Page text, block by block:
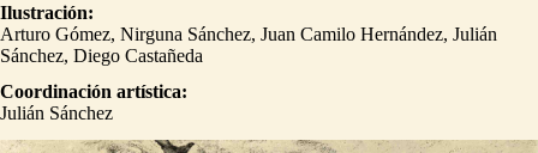
Ilustración:
Arturo Gómez, Nirguna Sánchez, Juan Camilo Hernández, Julián
Sánchez, Diego Castañeda
Coordinación artística:
Julián Sánchez